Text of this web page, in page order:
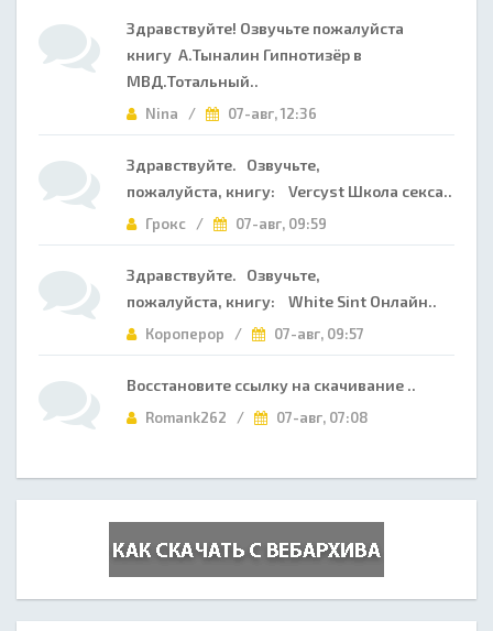
Здравствуйте! Озвучьте пожалуйста
книгу А.Тыналин Гипнотизёр в
МВД.Тотальный..
Nina / 07-авг, 12:36
Здравствуйте. Озвучьте,
пожалуйста, книгу: Vercyst Школа секса..
Грокс / 07-авг, 09:59
Здравствуйте. Озвучьте,
пожалуйста, книгу: White Sint Онлайн..
Короперор / 07-авг, 09:57
Восстановите ссылку на скачивание ..
Romank262 / 07-авг, 07:08